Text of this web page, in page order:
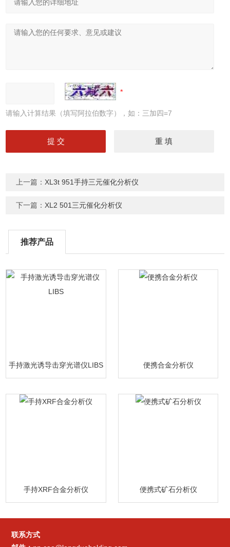
请输入计算结果（填写阿拉伯数字），如：三加四=7
上一篇：XL3t 951手持三元催化分析仪
下一篇：XL2 501三元催化分析仪
推荐产品
手持激光诱导击穿光谱仪LIBS 便携合金分析仪
手持XRF合金分析仪 便携式矿石分析仪
联系方式